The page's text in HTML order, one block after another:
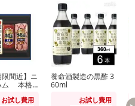
限間近】ニ
ム 本格
お試し費用
養命酒製造の黒酢 3
60ml
お試し費用